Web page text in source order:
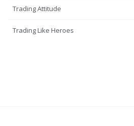
Trading Attitude
Trading Like Heroes